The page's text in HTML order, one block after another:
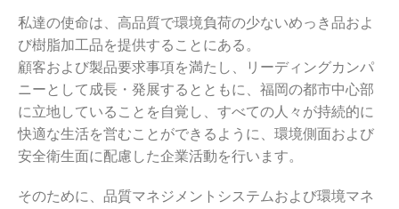
私達の使命は、高品質で環境負荷の少ないめっき品およ
び樹脂加工品を提供することにある。
顧客および製品要求事項を満たし、リーディングカンパ
ニーとして成長・発展するとともに、福岡の都市中心部
に立地していることを自覚し、すべての人々が持続的に
快適な生活を営むことができるように、環境側面および
安全衛生面に配慮した企業活動を行います。
そのために、品質マネジメントシステムおよび環境マネ